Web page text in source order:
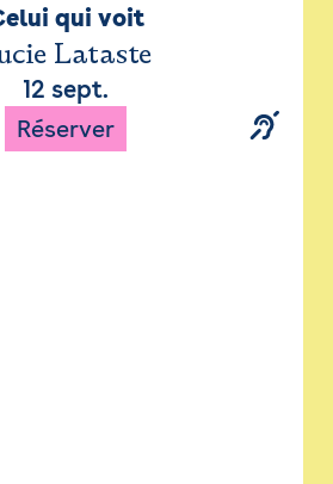
qui voit
Lataste
12 sept.
Réserver